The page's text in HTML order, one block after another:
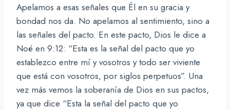
Apelamos a esas señales que Él en su gracia y
bondad nos da. No apelamos al sentimiento, sino a
las señales del pacto. En este pacto, Dios le dice a
Noé en 9:12: “Esta es la señal del pacto que yo
establezco entre mí y vosotros y todo ser viviente
que está con vosotros, por siglos perpetuos”. Una
vez más vemos la soberanía de Dios en sus pactos,
ya que dice “Esta la señal del pacto que yo